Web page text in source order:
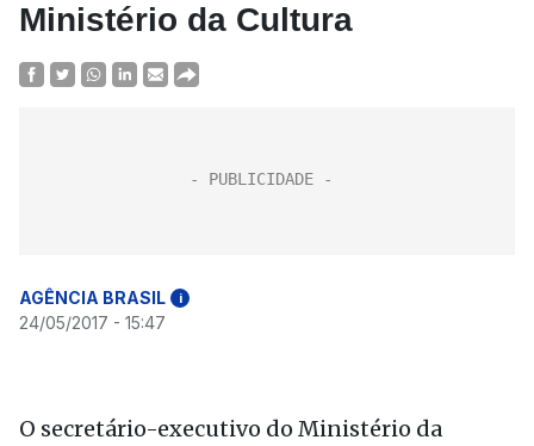
Ministério da Cultura
AGÊNCIA BRASIL i
24/05/2017 - 15:47
O secretário-executivo do Ministério da